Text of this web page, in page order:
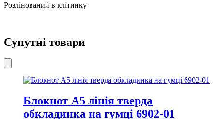
Розлінований в клітинку
Супутні товари
Блокнот A5 лінія тверда
обкладинка на гумці 6902-01